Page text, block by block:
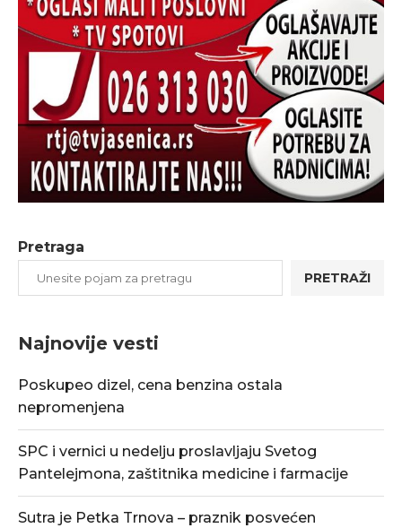
Pretraga
PRETRAŽI
Najnovije vesti
Poskupeo dizel, cena benzina ostala
nepromenjena
SPC i vernici u nedelju proslavljaju Svetog
Pantelejmona, zaštitnika medicine i farmacije
Sutra je Petka Trnova – praznik posvećen